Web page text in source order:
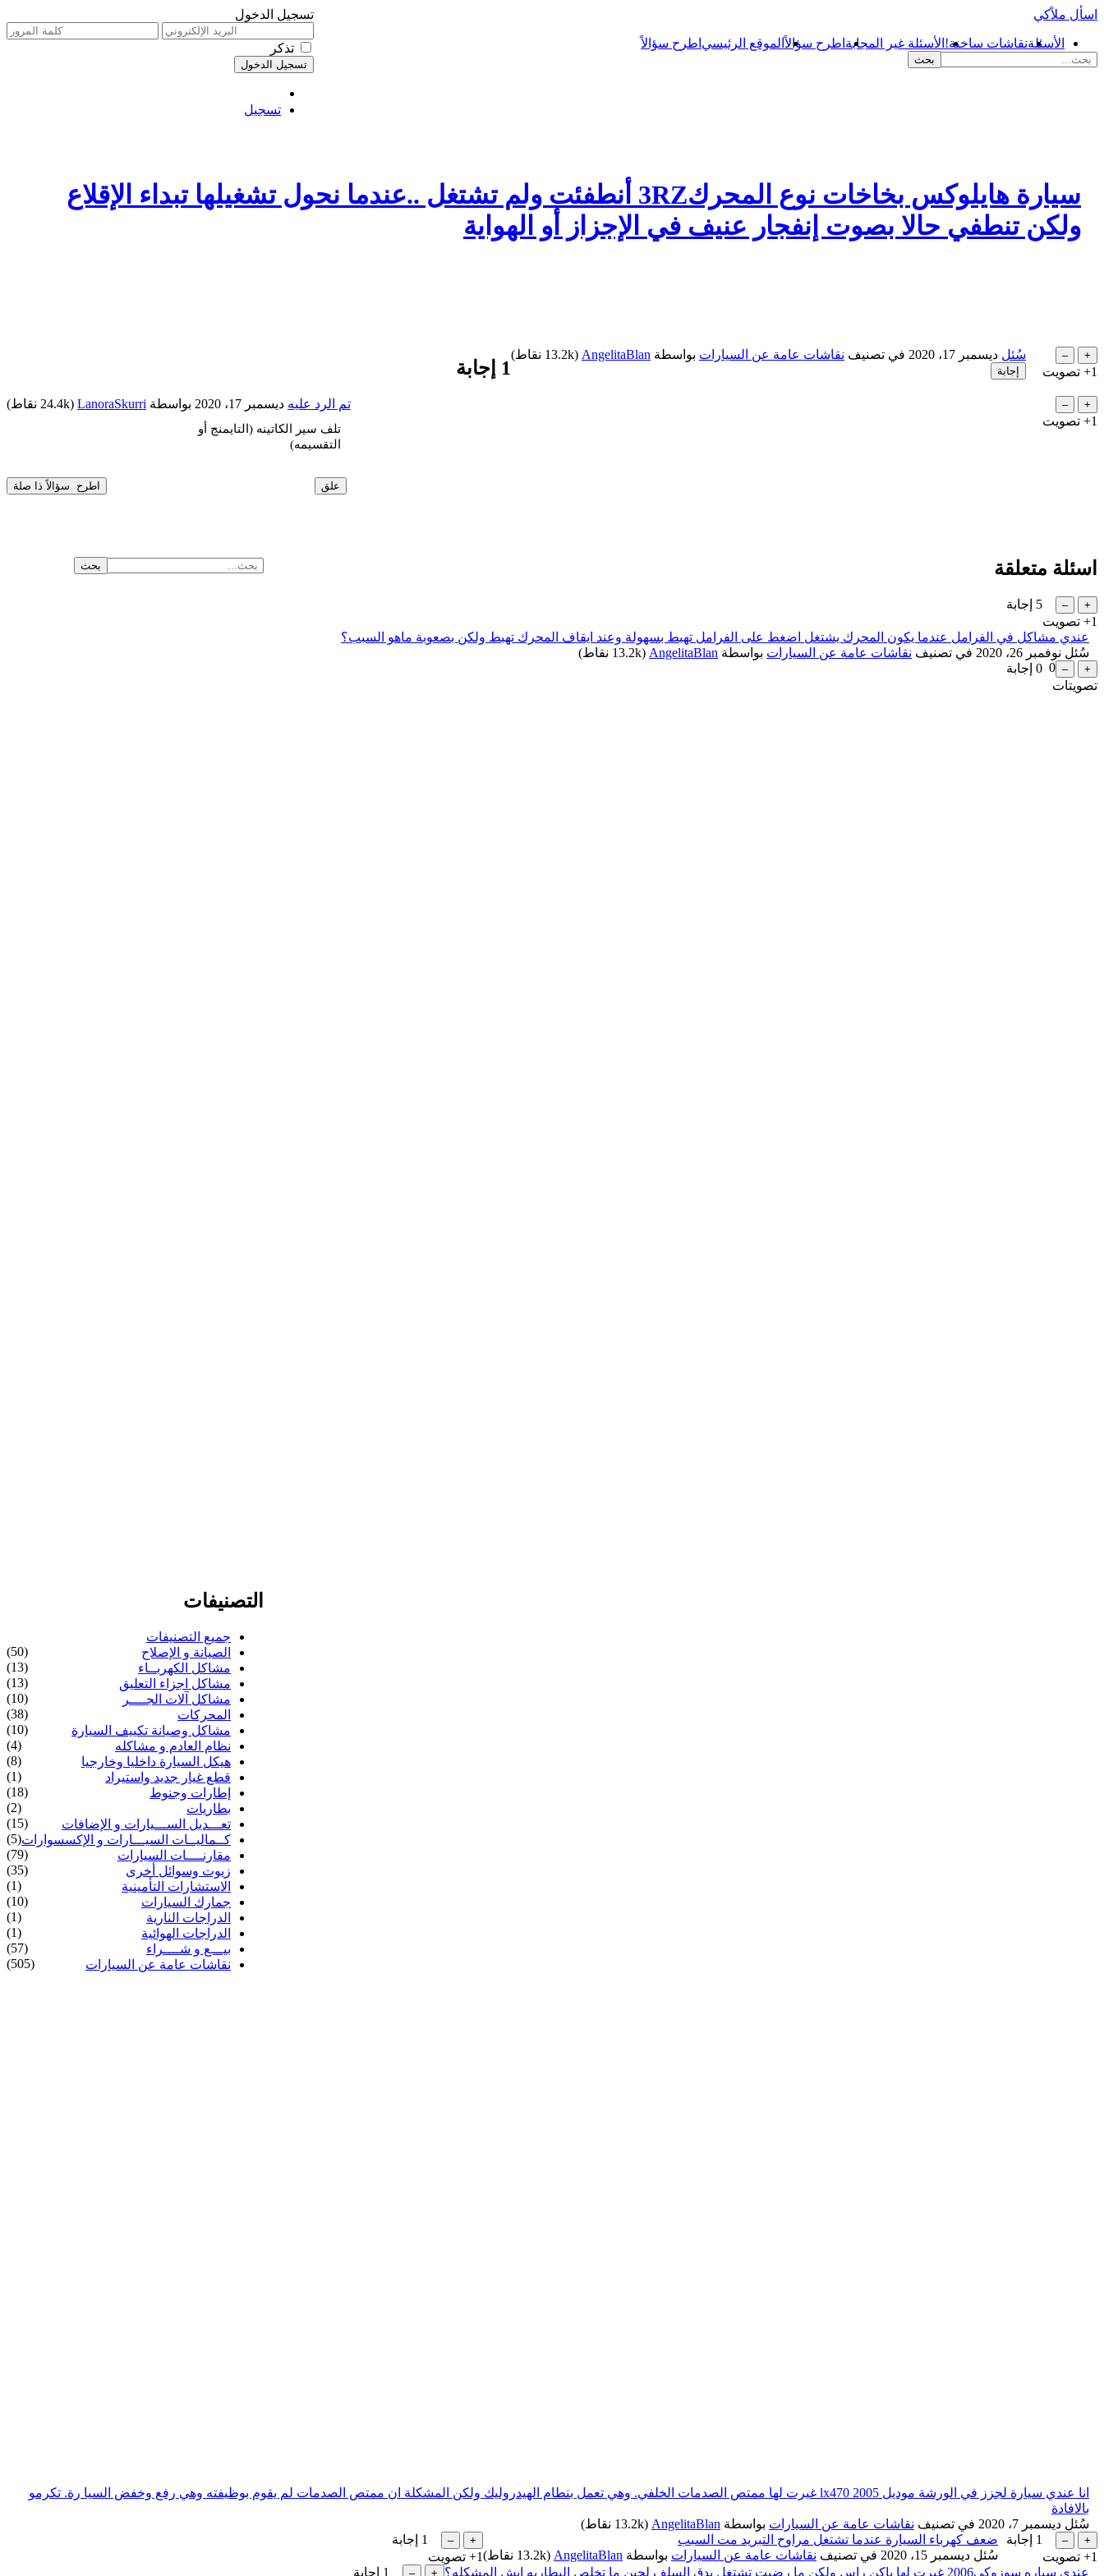
تسجيل الدخول
تذكر
تسجيل
اسأل ملاًكي
الأسئلةنقاشات ساخنة! الأسئلة غير المجابة اطرح سؤالاًالموقع الرئيسي اطرح سؤالاً
سيارة هايلوكس بخاخات نوع المحرك3RZ أنطفئت ولم تشتغل ..عندما نحول تشغيلها تبداء الإقلاع
ولكن تنطفي حالا بصوت إنفجار عنيف في اﻹجزاز أو الهواية
+1 تصويت
سُئل ديسمبر 17، 2020 في تصنيف نقاشات عامة عن السيارات بواسطة AngelitaBlan
(
13.2k نقاط)
1 إجابة
+1 تصويت
تم الرد عليه ديسمبر 17، 2020 بواسطة LanoraSkurri
(
24.4k نقاط)
تلف سير الكاتينه (التايمنج أو
التقسيمه)
التصنيفات
جميع التصنيفات
الصيانة و الإصلاح
(50)
مشاكل الكهربــاء
(13)
مشاكل اجزاء التعليق
(13)
مشاكل آلات الجــــر
(10)
المحركات
(38)
مشاكل وصيانة تكييف السيارة
(10)
نظام العادم و مشاكله
(4)
هيكل السيارة داخليا وخارجيا
(8)
قطع غيار جديد واستيراد
(1)
إطارات وجنوط
(18)
بطاريات
(2)
تعـــديل الســـيارات و الإضافات
(15)
كــماليــات السيـــارات و الإكسسوارات(5)
مقارنــــات السيارات
(79)
زيوت وسوائل أخرى
(35)
الاستشارات التأمينية
(1)
جمارك السيارات
(10)
الدراجات النارية
(1)
الدراجات الهوائية
(1)
بيـــع و شــــراء
(57)
نقاشات عامة عن السيارات
(505)
اسئلة متعلقة
+1 تصويت
5 إجابة
عندي مشاكل في الفرامل عندما يكون المحرك يشتغل اضغط على الفرامل تهبط بسهولة وعند ايقاف المحرك تهبط ولكن بصعوبة ماهو السبب؟
سُئل نوفمبر 26، 2020 في تصنيف نقاشات عامة عن السيارات بواسطة AngelitaBlan
(
13.2k نقاط)
0
تصويتات
0 إجابة
انا عندي سيارة لجزز في الورشة موديل 2005 lx470 غيرت لها ممتص الصدمات الخلفي. وهي تعمل بنطام الهيدروليك ولكن المشكلة ان ممتص الصدمات لم يقوم بوظيفته وهي رفع وخفض السيا رة. تكرمو
بالافادة
سُئل ديسمبر 7، 2020 في تصنيف نقاشات عامة عن السيارات بواسطة AngelitaBlan
(
13.2k نقاط)
+1 تصويت
1 إجابة
ضعف كهرباء السيارة عندما تشتغل مراوح التبريد مت السبب
سُئل ديسمبر 15، 2020 في تصنيف نقاشات عامة عن السيارات بواسطة AngelitaBlan
(
13.2k نقاط)+1 تصويت
1 إجابة
عندي سياره سوزوكي2006 غيرت لها باكن راس ولكن ما رضيت تشتغل يدق السلف لحين ما تخلص البطاريه ايش المشكله؟ 1 إجابة
...